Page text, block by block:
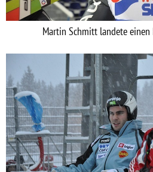
Martin Schmitt landete einen